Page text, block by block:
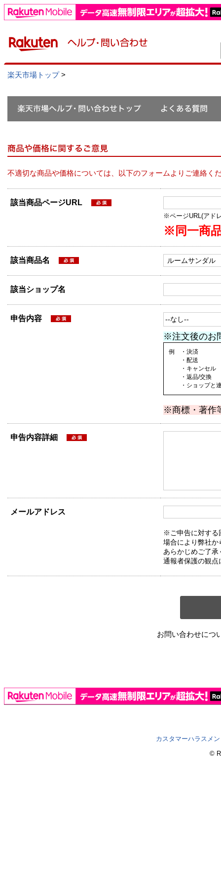
楽天市場トップ>
不適切な商品や価格については、以下のフォームよりご連絡く
該当商品ページURL
※ページURL(アド
※同一商
該当商品名
該当ショップ名
申告内容
※注文後のお
例 ・決済
・配送
・キャンセル
・返品/交換
・ショップと連
※商標・著作
申告内容詳細
メールアドレス
※ご申告に対する
場合により弊社か
あらかじめご了承
通報者保護の観点
お問い合わせにつ
カスタマーハラスメ
©